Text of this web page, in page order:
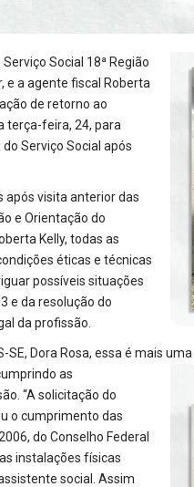
Social 18ª Região
e a agente fiscal Roberta
de retorno ao
terça-feira, 24, para
Serviço Social após
visita anterior das
e Orientação do
Kelly, todas as
éticas e técnicas
possíveis situações
e da resolução do
da profissão.
SE, Dora Rosa, essa é mais uma
as
“A solicitação do
o cumprimento das
do Conselho Federal
instalações físicas
social. Assim